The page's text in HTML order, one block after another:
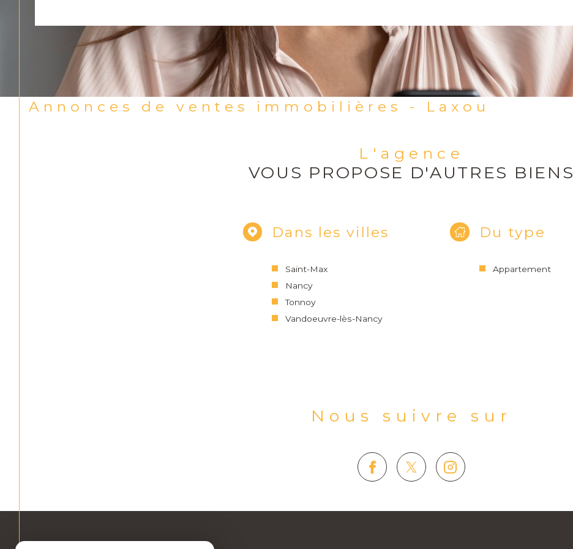
Annonces de ventes immobilières - Laxou
L'agence
VOUS PROPOSE D'AUTRES BIENS
Dans les villes
Saint-Max
Nancy
Tonnoy
Vandoeuvre-lès-Nancy
Du type
Appartement
Nous suivre sur